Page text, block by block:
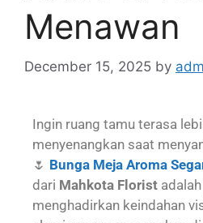
Menawan
December 15, 2025 by
Ingin ruang tamu terasa
menyenangkan saat
🌷 Bunga Meja Aroma
dari Mahkota Florist
menghadirkan keindahan